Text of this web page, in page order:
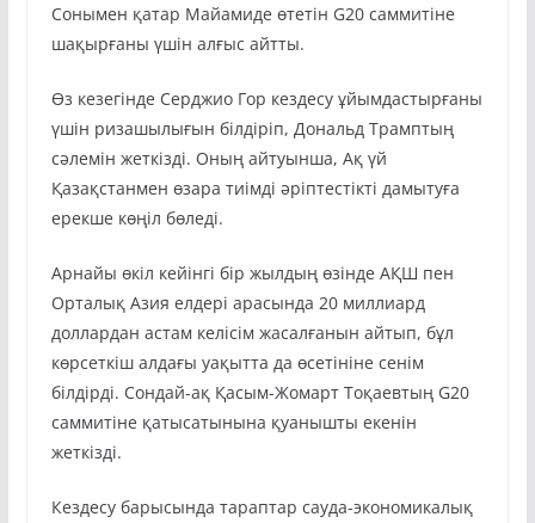
Сонымен қатар Майамиде өтетін G20 саммитіне
шақырғаны үшін алғыс айтты.
Өз кезегінде Серджио Гор кездесу ұйымдастырғаны
үшін ризашылығын білдіріп, Дональд Трамптың
сәлемін жеткізді. Оның айтуынша, Ақ үй
Қазақстанмен өзара тиімді әріптестікті дамытуға
ерекше көңіл бөледі.
Арнайы өкіл кейінгі бір жылдың өзінде АҚШ пен
Орталық Азия елдері арасында 20 миллиард
доллардан астам келісім жасалғанын айтып, бұл
көрсеткіш алдағы уақытта да өсетініне сенім
білдірді. Сондай-ақ Қасым-Жомарт Тоқаевтың G20
саммитіне қатысатынына қуанышты екенін
жеткізді.
Кездесу барысында тараптар сауда-экономикалық